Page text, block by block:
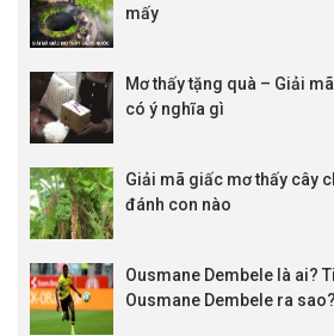
mấy
Mơ thấy tặng quà – Giải
có ý nghĩa gì
Giải mã giấc mơ thấy cây
đánh con nào
Ousmane Dembele là ai?
Ousmane Dembele ra sao?